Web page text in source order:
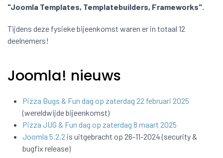
"Joomla Templates, Templatebuilders, Frameworks".
Tijdens deze fysieke bijeenkomst waren er in totaal 12
deelnemers!
Joomla! nieuws
Pizza Bugs & Fun dag op zaterdag 22 februari 2025
(wereldwijde bijeenkomst)
Pizza JUG & Fun dag op zaterdag 8 maart 2025
Joomla 5.2.2 is uitgebracht op 26-11-2024 (security &
bugfix release)